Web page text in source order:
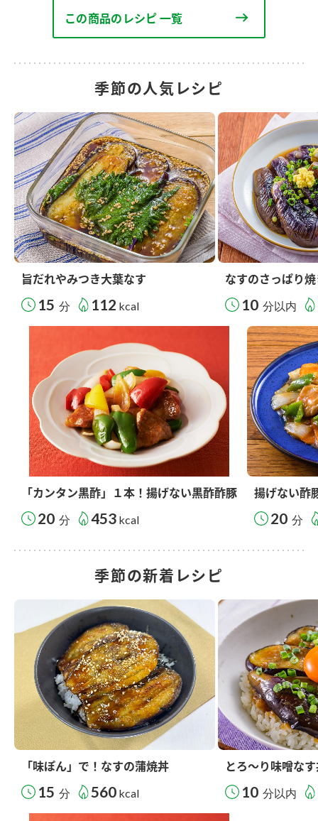
この商品のレシピ 一覧
季節の人気レシピ
旨だれやみつき大葉なす
15 分 112 kcal
なすのさっぱり
10 分以内
「カンタン黒酢」１本！揚げない黒酢酢豚
20 分 453 kcal
揚げない酢
20 分
季節の新着レシピ
「味ぽん」で！なすの蒲焼丼
15 分 560 kcal
とろ～り味噌な
10 分以内